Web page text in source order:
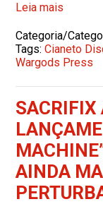
Leia mais
Categoria/
Tags:Cianeto
Wargods Press
SACRIFIX
AINDA